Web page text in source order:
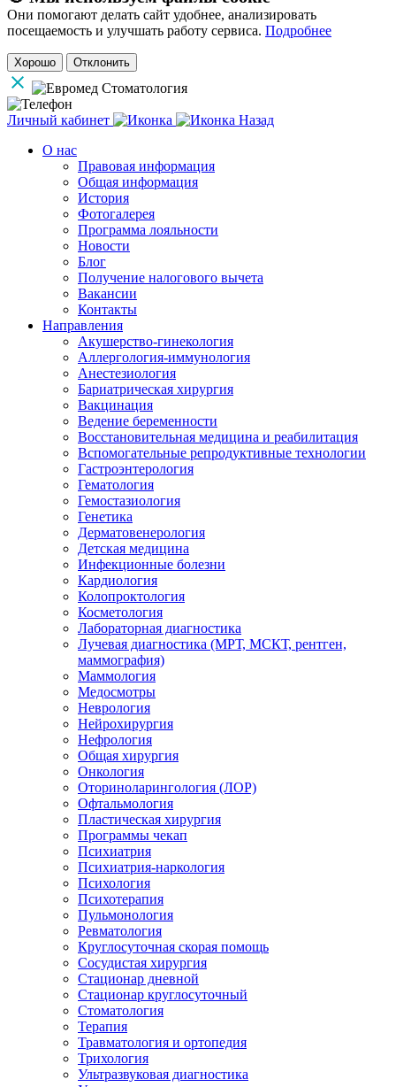
Они помогают делать сайт удобнее, анализировать
посещаемость и улучшать работу сервиса. Подробнее
Хорошо Отклонить
Личный кабинет
Назад
О нас
Правовая информация
Общая информация
История
Фотогалерея
Программа лояльности
Новости
Блог
Получение налогового вычета
Вакансии
Контакты
Направления
Акушерство-гинекология
Аллергология-иммунология
Анестезиология
Бариатрическая хирургия
Вакцинация
Ведение беременности
Восстановительная медицина и реабилитация
Вспомогательные репродуктивные технологии
Гастроэнтерология
Гематология
Гемостазиология
Генетика
Дерматовенерология
Детская медицина
Инфекционные болезни
Кардиология
Колопроктология
Косметология
Лабораторная диагностика
Лучевая диагностика (МРТ, МСКТ, рентген,
маммография)
Маммология
Медосмотры
Неврология
Нейрохирургия
Нефрология
Общая хирургия
Онкология
Оториноларингология (ЛОР)
Офтальмология
Пластическая хирургия
Программы чекап
Психиатрия
Психиатрия-наркология
Психология
Психотерапия
Пульмонология
Ревматология
Круглосуточная скорая помощь
Сосудистая хирургия
Стационар дневной
Стационар круглосуточный
Стоматология
Терапия
Травматология и ортопедия
Трихология
Ультразвуковая диагностика